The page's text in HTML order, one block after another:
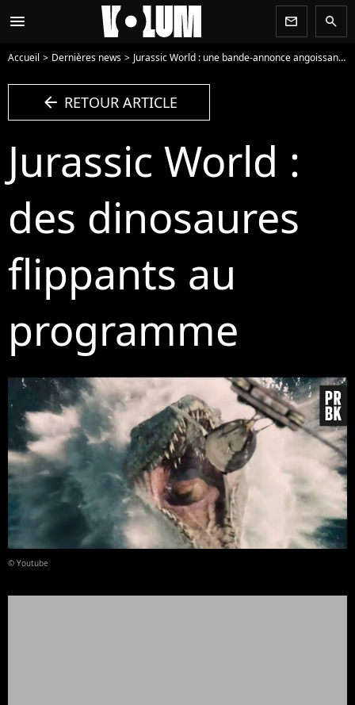
menu newsletter search
Accueil Dernières news Jurassic World : une bande-annonce angoissante
arrow_left RETOUR ARTICLE
Jurassic World :
des dinosaures
flippants au
programme
© Youtube